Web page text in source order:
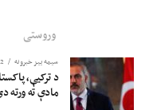
د یادونې ده، چې اوسمهال له چین،
برښنايي وسایل واردېږي.
وروستی
سیمه ییز خبرونه 2 hours ago
د ترکیې،
مادې ته ورته